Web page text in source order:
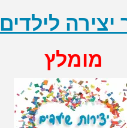
לילדים
מומלץ